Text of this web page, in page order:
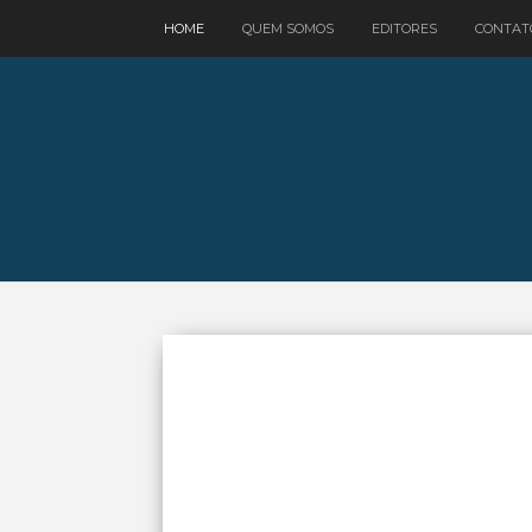
HOME QUEM SOMOS EDITORES